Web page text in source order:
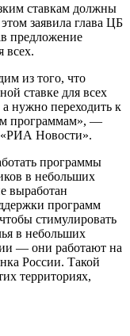
ставкам должны
заявила глава ЦБ
предложение
всех.
из того, что
ставке для всех
нужно переходить к
программам», —
Новости».
программы
в небольших
выработан
программ
стимулировать
в небольших
— они работают на
России. Такой
территориях,